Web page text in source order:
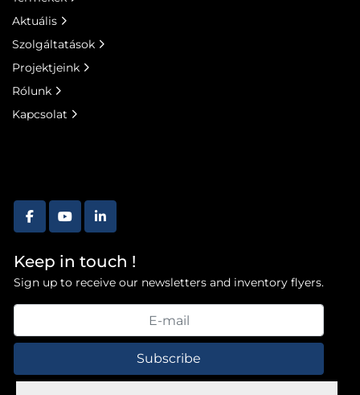
facebookyoutubelinkedin
Keep in touch !
Sign up to receive our newsletters and inventory flyers.
Subscribe
Aktuális
Szolgáltatások
Projektjeink
Rólunk
Kapcsolat